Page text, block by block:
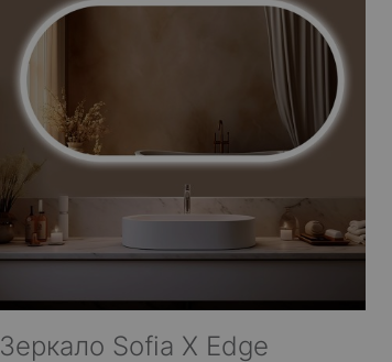
Зеркало Sofia X Edge